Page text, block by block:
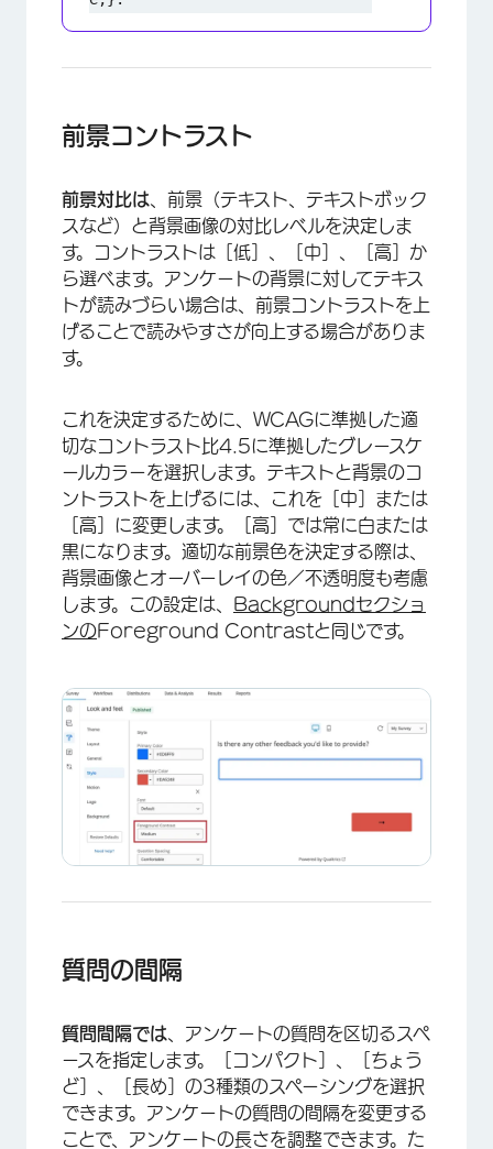
×
前景コントラスト
前景対比は、前景（テキスト、テキストボック
スなど）と背景画像の対比レベルを決定しま
す。コントラストは［低］、［中］、［高］か
ら選べます。アンケートの背景に対してテキス
トが読みづらい場合は、前景コントラストを上
げることで読みやすさが向上する場合がありま
す。
これを決定するために、WCAGに準拠した適
切なコントラスト比4.5に準拠したグレースケ
ールカラーを選択します。テキストと背景のコ
ントラストを上げるには、これを［中］または
［高］に変更します。［高］では常に白または
黒になります。適切な前景色を決定する際は、
背景画像とオーバーレイの色／不透明度も考慮
します。この設定は、 Backgroundセクショ
ンのForeground Contrastと同じです。
質問の間隔
質問間隔では 、アンケートの質問を区切るスペ
ースを指定します。［コンパクト］、［ちょう
ど］、［長め］の3種類のスペーシングを選択
できます。アンケートの質問の間隔を変更する
ことで、アンケートの長さを調整できます。た